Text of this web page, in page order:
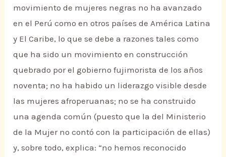
movimiento de mujeres negras no ha avanzado
en el Perú como en otros países de América Latina
y El Caribe, lo que se debe a razones tales como
que ha sido un movimiento en construcción
quebrado por el gobierno fujimorista de los años
noventa; no ha habido un liderazgo visible desde
las mujeres afroperuanas; no se ha construido
una agenda común (puesto que la del Ministerio
de la Mujer no contó con la participación de ellas)
y, sobre todo, explica: “no hemos reconocido